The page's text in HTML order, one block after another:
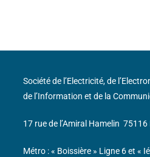
Société de l’Electricité, de
de l’Information et de la
17 rue de l’Amiral Hamelin 75116
Métro : « Boissière » Ligne 6 et «